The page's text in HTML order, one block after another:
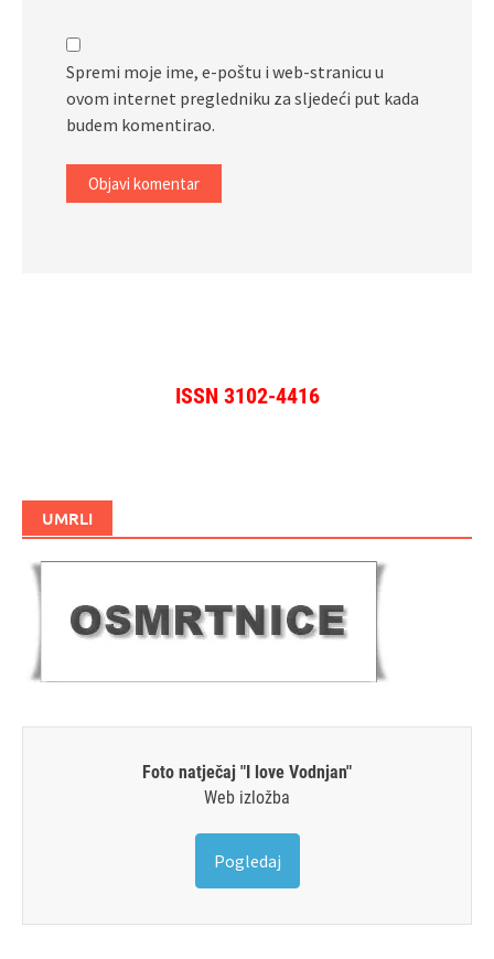
Spremi moje ime, e-poštu i web-stranicu u
ovom internet pregledniku za sljedeći put kada
budem komentirao.
ISSN 3102-4416
UMRLI
Foto natječaj "I love Vodnjan"
Web izložba
Pogledaj